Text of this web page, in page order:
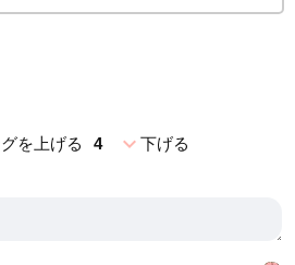
を上げる 4 expand_more下げる